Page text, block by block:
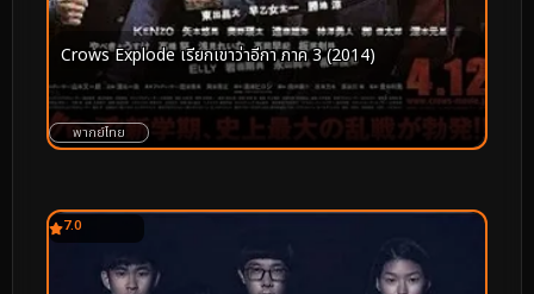
Crows Explode เรียกเขาว่าอีกา ภาค 3 (2014)
พากย์ไทย
7.0